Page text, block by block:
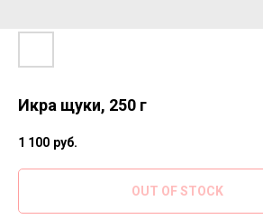
Икра щуки, 250 г
1 100 руб.
OUT OF STOCK